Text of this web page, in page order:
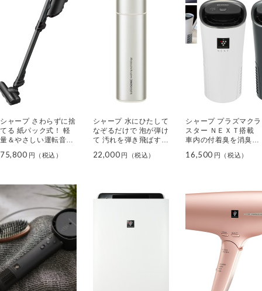
シャープ さわらずに捨
てる 紙パック式！ 軽
量＆やさしい運転音の
掃除機 ラクティブ エ
75,800
シャープ 水にひたして
なぞるだけで 泡が弾け
て 汚れを弾き飛ばす！
Ｗ－Ｘ１
22,000
シャープ プラズマクラ
スター ＮＥＸＴ搭載
車内の付着臭を消臭！
オン 発生機
16,500